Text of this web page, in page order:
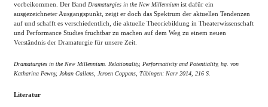
vorbeikommen. Der Band Dramaturgies in the New Millennium ist dafür ein
ausgezeichneter Ausgangspunkt, zeigt er doch das Spektrum der aktuellen Tendenzen
auf und schafft es verschiedentlich, die aktuelle Theoriebildung in Theaterwissenschaft
und Performance Studies fruchtbar zu machen auf dem Weg zu einem neuen
Verständnis der Dramaturgie für unsere Zeit.
Dramaturgies in the New Millennium. Relationality, Performativity and Potentiality, hg. von
Katharina Pewny, Johan Callens, Jeroen Coppens, Tübingen: Narr 2014, 216 S.
Literatur